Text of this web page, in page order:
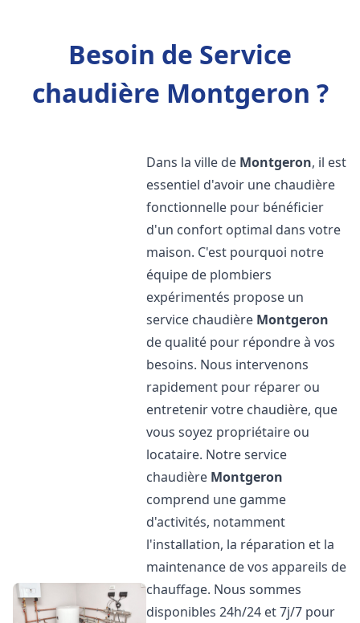
Besoin de Service
chaudière Montgeron ?
Dans la ville de Montgeron, il est
essentiel d'avoir une chaudière
fonctionnelle pour bénéficier
d'un confort optimal dans votre
maison. C'est pourquoi notre
équipe de plombiers
expérimentés propose un
service chaudière Montgeron
de qualité pour répondre à vos
besoins. Nous intervenons
rapidement pour réparer ou
entretenir votre chaudière, que
vous soyez propriétaire ou
locataire. Notre service
chaudière Montgeron
comprend une gamme
d'activités, notamment
l'installation, la réparation et la
maintenance de vos appareils de
chauffage. Nous sommes
disponibles 24h/24 et 7j/7 pour